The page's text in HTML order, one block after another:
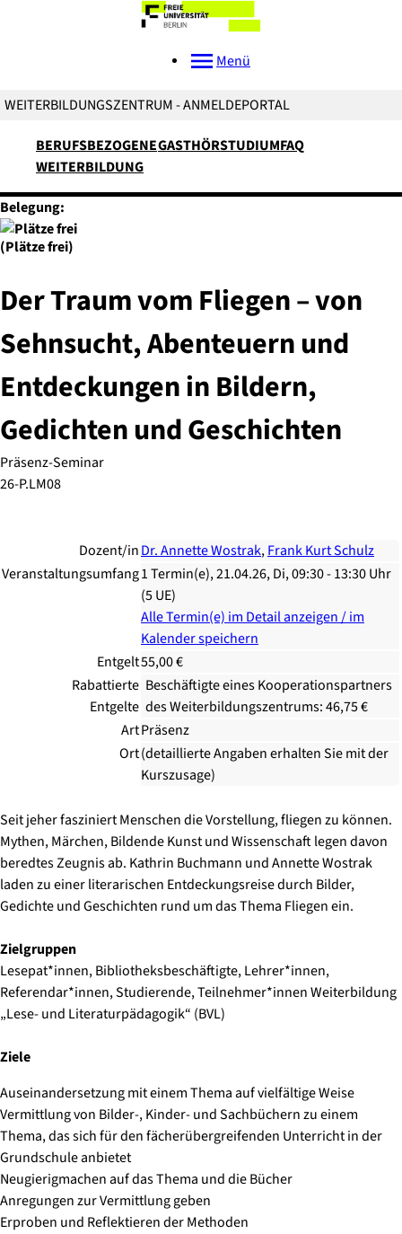
Menü
WEITERBILDUNGSZENTRUM - ANMELDEPORTAL
BERUFSBEZOGENE
WEITERBILDUNG
GASTHÖRSTUDIUMFAQ
Der Traum vom Fliegen – von
Sehnsucht, Abenteuern und
Entdeckungen in Bildern,
Gedichten und Geschichten
Präsenz-Seminar
26-P.LM08
Dozent/inDr. Annette Wostrak,Frank Kurt Schulz
Veranstaltungsumfang1 Termin(e), 21.04.26, Di, 09:30 - 13:30 Uhr
(5 UE)
Alle Termin(e) im Detail anzeigen / im
Kalender speichern
Entgelt55,00 €
Rabattierte
Entgelte
Beschäftigte eines Kooperationspartners
des Weiterbildungszentrums: 46,75 €
ArtPräsenz
Ort(detaillierte Angaben erhalten Sie mit der
Kurszusage)
Seit jeher fasziniert Menschen die Vorstellung, fliegen zu können.
Mythen, Märchen, Bildende Kunst und Wissenschaft legen davon
beredtes Zeugnis ab. Kathrin Buchmann und Annette Wostrak
laden zu einer literarischen Entdeckungsreise durch Bilder,
Gedichte und Geschichten rund um das Thema Fliegen ein.
Zielgruppen
Lesepat*innen, Bibliotheksbeschäftigte, Lehrer*innen,
Referendar*innen, Studierende, Teilnehmer*innen Weiterbildung
„Lese- und Literaturpädagogik“ (BVL)
Ziele
Auseinandersetzung mit einem Thema auf vielfältige Weise
Vermittlung von Bilder-, Kinder- und Sachbüchern zu einem
Thema, das sich für den fächerübergreifenden Unterricht in der
Grundschule anbietet
Neugierigmachen auf das Thema und die Bücher
Anregungen zur Vermittlung geben
Erproben und Reflektieren der Methoden
Belegung:
(Plätze frei)